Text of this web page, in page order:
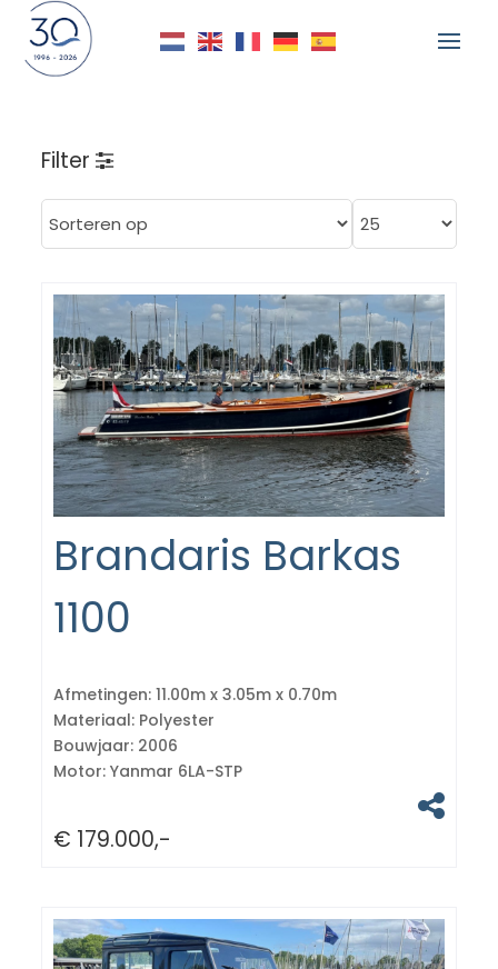
Filter
Brandaris Barkas
1100
Afmetingen: 11.00m x 3.05m x 0.70m
Materiaal: Polyester
Bouwjaar: 2006
Motor: Yanmar 6LA-STP
€ 179.000,-